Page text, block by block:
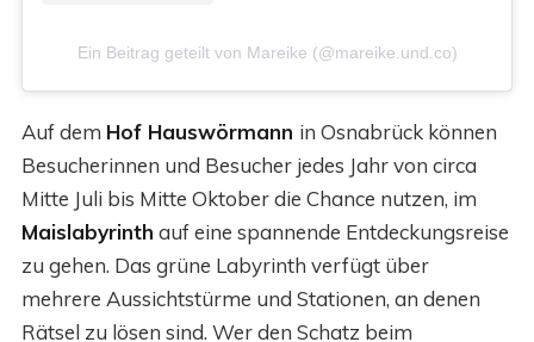
Ein Beitrag geteilt von Mareike (@mareike.und.co)
Auf dem Hof Hauswörmann in Osnabrück können
Besucherinnen und Besucher jedes Jahr von circa
Mitte Juli bis Mitte Oktober die Chance nutzen, im
Maislabyrinth auf eine spannende Entdeckungsreise
zu gehen. Das grüne Labyrinth verfügt über
mehrere Aussichtstürme und Stationen, an denen
Rätsel zu lösen sind. Wer den Schatz beim